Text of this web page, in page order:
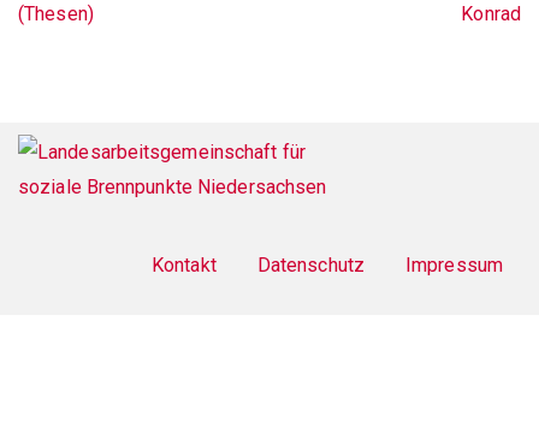
(Thesen)
Konrad
Footer
menu
Kontakt Datenschutz Impressum